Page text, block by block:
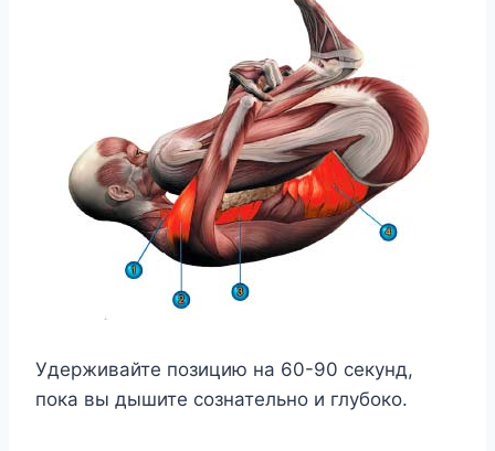
Удерживайте позицию на 60-90 секунд,
пока вы дышите сознательно и глубоко.